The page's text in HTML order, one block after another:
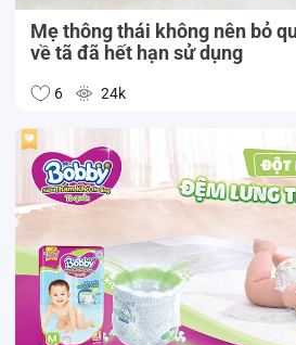
Mẹ thông thái không nên bỏ
về tã đã hết hạn sử dụng
6 24k